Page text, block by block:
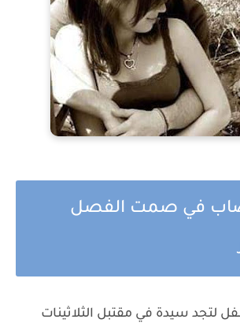
في صمت الفصل
لتجد سيدة في مقتبل الثلاثينات